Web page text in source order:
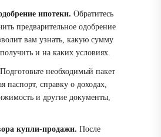
ипотеки. Обратитесь
предварительное одобрение
вам узнать, какую сумму
и на каких условиях.
Подготовьте необходимый пакет
паспорт, справку о доходах,
и другие документы,
купли-продажи. После